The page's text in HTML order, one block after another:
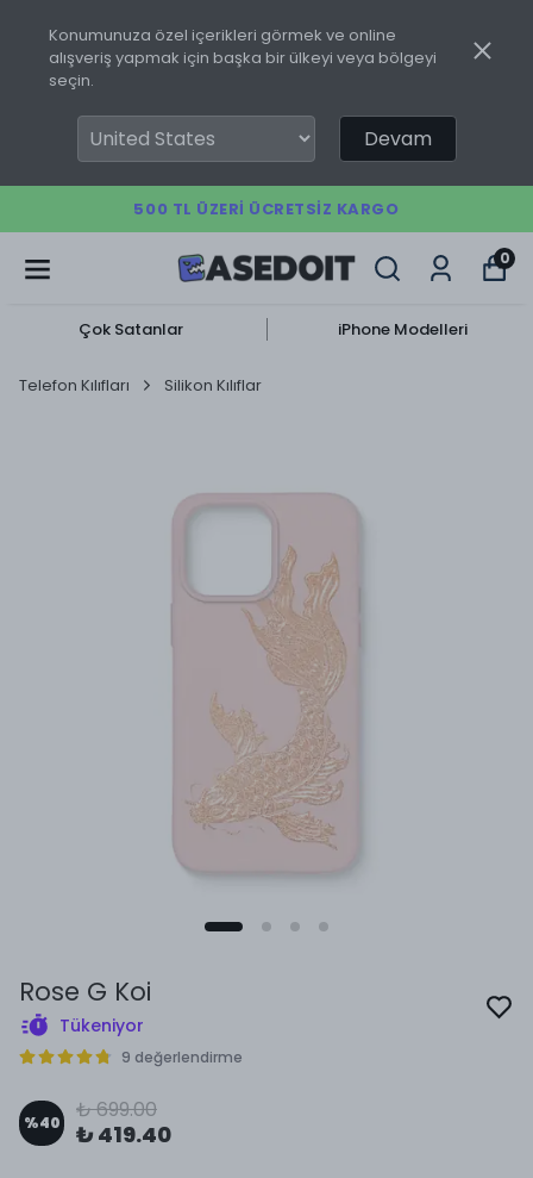
Konumunuza özel içerikleri görmek ve online
alışveriş yapmak için başka bir ülkeyi veya bölgeyi
seçin.
Devam
500 TL ÜZERI ÜCRETSIZ KARGO
0
Çok Satanlar iPhone Modelleri
Telefon Kılıfları Silikon Kılıflar
Rose G Koi
Tükeniyor
9 değerlendirme
%40 ₺ 699.00
₺ 419.40